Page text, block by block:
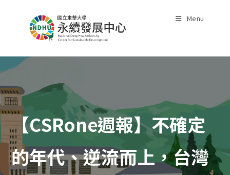
Menu
【CSRone週報】不確定
的年代、逆流而上，台灣